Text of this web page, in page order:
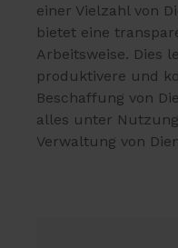
einer Vielzahl von
bietet eine
Arbeitsweise. Dies
produktivere und
Beschaffung von
alles unter
Verwaltung von